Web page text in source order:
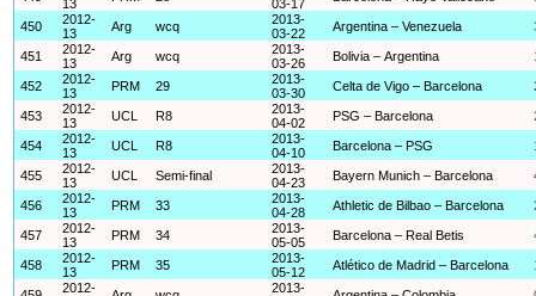
13
03-17
450
2012-
13
Arg wcq
2013-
03-22
Argentina – Venezuela
451
2012-
13
Arg wcq
2013-
03-26
Bolivia – Argentina
452
2012-
13
PRM 29
2013-
03-30
Celta de Vigo – Barcelona
453
2012-
13
UCL R8
2013-
04-02
PSG – Barcelona
454
2012-
13
UCL R8
2013-
04-10
Barcelona – PSG
455
2012-
13
UCL Semi-final
2013-
04-23
Bayern Munich – Barcelona
456
2012-
13
PRM 33
2013-
04-28
Athletic de Bilbao – Barcelona
457
2012-
13
PRM 34
2013-
05-05
Barcelona – Real Betis
458
2012-
13
PRM 35
2013-
05-12
Atlético de Madrid – Barcelona
2012-
2013-